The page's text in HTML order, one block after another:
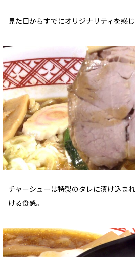
見た目からすでにオリジナリティを感
チャーシューは特製のタレに漬け込ま
ける食感。